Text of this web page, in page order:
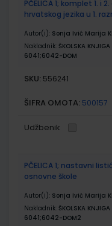
PČELICA 1; komplet 1.
hrvatskog jezika u 1.
Autor(i): Sonja Ivić Marija
Nakladnik: ŠKOLSKA
6041;6042-DOM
SKU: 556241
ŠIFRA OMOTA: 500157
Udžbenik
PČELICA 1; nastavni
osnovne škole
Autor(i): Sonja Ivić Marija
Nakladnik: ŠKOLSKA
6041;6042-DOM2